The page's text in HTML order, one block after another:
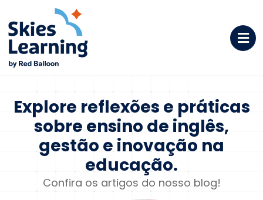
Explore reflexões e práticas
sobre ensino de inglês,
gestão e inovação na
educação.
Confira os artigos do nosso blog!